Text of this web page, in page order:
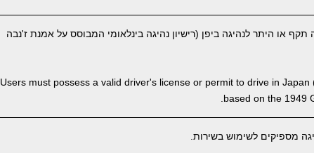
או היתר לנהיגה ביפן (רישיון נהיגה בינלאומי המבוסס על אמנת ז'נבה
Users must possess a valid driver's license or permit to drive in
based on the 1949
מספיקים לשימוש בשירות.